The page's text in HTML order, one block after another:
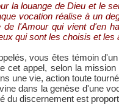
la louange de Dieu et le
vocation réalise à un
de l'Amour qui vient d'en
qui sont les choisis et
vous êtes témoin
cet appel, selon la
une vie, action toute
dans la genèse d'une
du discernement est